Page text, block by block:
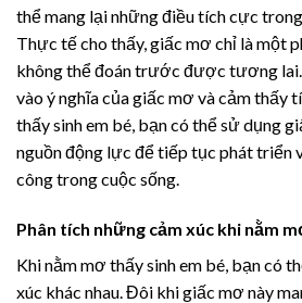
thể mang lại những điều tích cực
Thực tế cho thấy, giấc mơ chỉ là một
không thể đoán trước được tương lai.
vào ý nghĩa của giấc mơ và cảm thấy
thấy sinh em bé, bạn có thể sử dụng
nguồn động lực để tiếp tục phát triển
công trong cuộc sống.
Phân tích những cảm xúc khi nằm
Khi nằm mơ thấy sinh em bé, bạn có
xúc khác nhau. Đôi khi giấc mơ này